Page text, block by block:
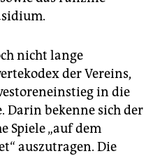
nicht lange
der Vereins,
in die
Darin bekenne sich der
Spiele „auf dem
auszutragen. Die